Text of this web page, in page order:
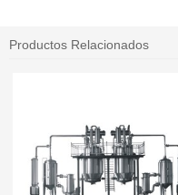
Productos Relacionados